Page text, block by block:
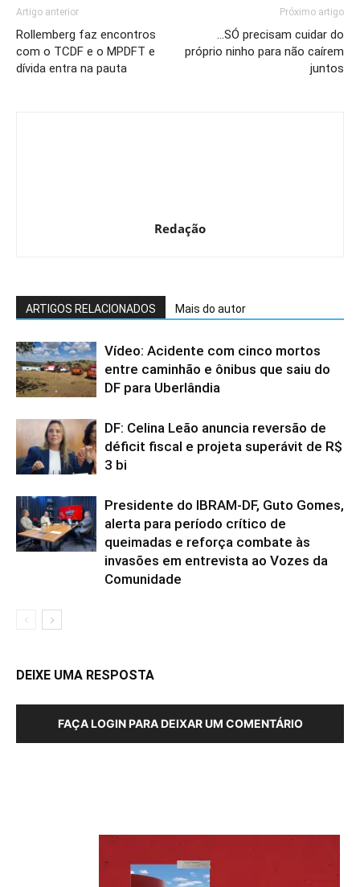
Artigo anterior
Rollemberg faz encontros
com o TCDF e o MPDFT e
dívida entra na pauta
Próximo artigo
…SÓ precisam cuidar do
próprio ninho para não caírem
juntos
Redação
ARTIGOS RELACIONADOS Mais do autor
Vídeo: Acidente com cinco mortos
entre caminhão e ônibus que saiu do
DF para Uberlândia
DF: Celina Leão anuncia reversão de
déficit fiscal e projeta superávit de R$
3 bi
Presidente do IBRAM-DF, Guto Gomes,
alerta para período crítico de
queimadas e reforça combate às
invasões em entrevista ao Vozes da
Comunidade
DEIXE UMA RESPOSTA
FAÇA LOGIN PARA DEIXAR UM COMENTÁRIO